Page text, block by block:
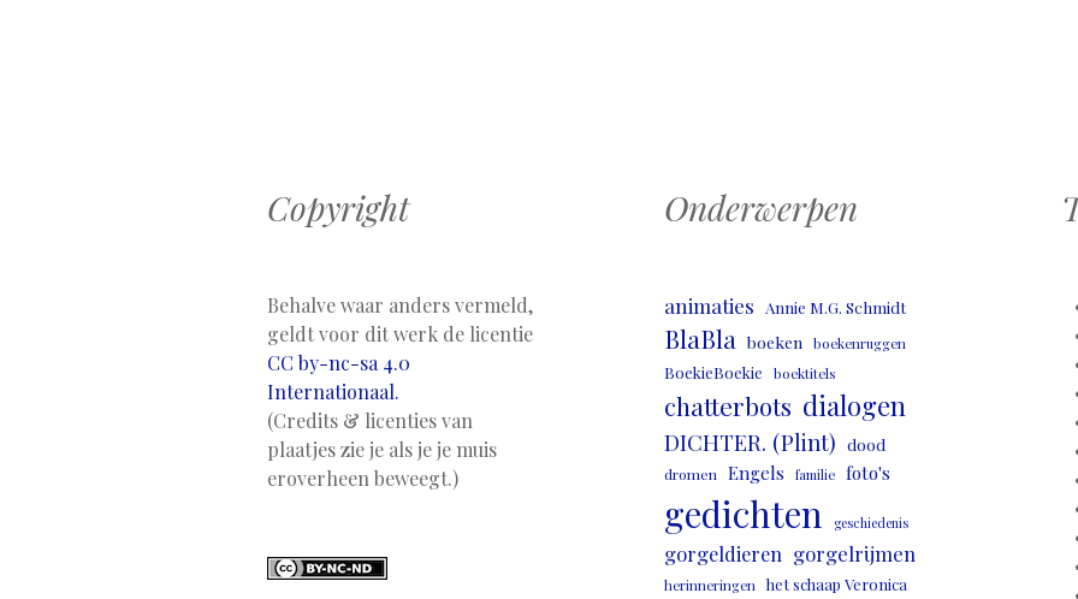
Copyright
Behalve waar anders vermeld,
geldt voor dit werk de licentie
CC by-nc-sa 4.0
Internationaal.
(Credits & licenties van
plaatjes zie je als je je muis
eroverheen beweegt.)
Onderwerpen
animaties Annie M.G. Schmidt
BlaBla boeken boekenruggen
BoekieBoekie boektitels
chatterbots dialogen
DICHTER. (Plint) dood
dromen Engels familie foto's
gedichten geschiedenis
gorgeldieren gorgelrijmen
herinneringen het schaap Veronica